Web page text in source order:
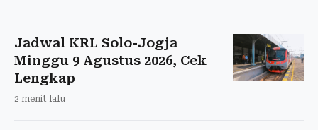
Jadwal KRL Solo-Jogja
Minggu 9 Agustus 2026, Cek
Lengkap
2 menit lalu